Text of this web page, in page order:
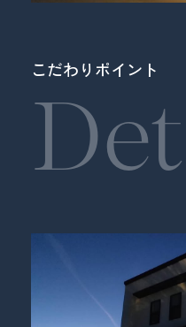
こだわりポイント